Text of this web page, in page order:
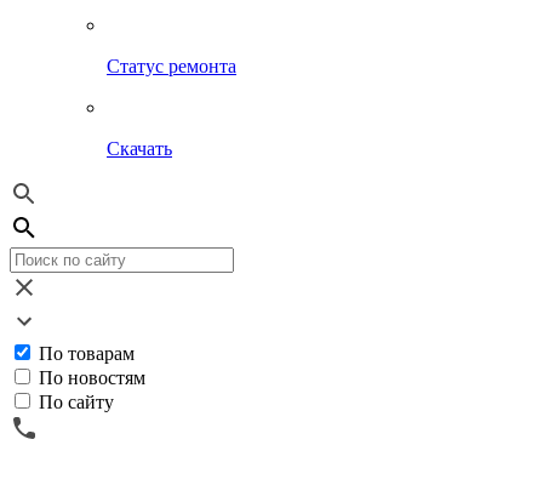
Статус ремонта
Скачать
По товарам
По новостям
По сайту